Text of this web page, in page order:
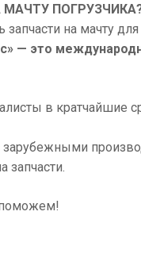
МАЧТУ
на мачту
— это
в кратчайшие
зарубежными
поможем!